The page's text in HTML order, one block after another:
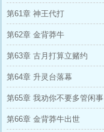
第61章 神王代打
第62章 金背莽牛
第63章 古月打算立赌约
第64章 升灵台落幕
第65章 我劝你不要多管闲事
第66章 金背莽牛出世